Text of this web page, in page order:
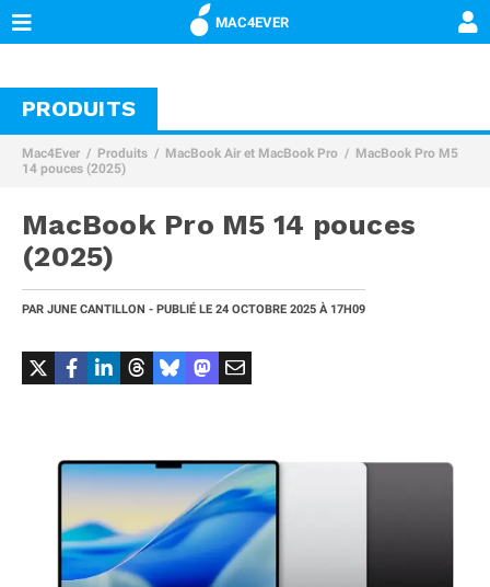
MAC4EVER
PRODUITS
Mac4Ever Produits MacBook Air et MacBook Pro
MacBook Pro M5
14 pouces (2025)
MacBook Pro M5 14 pouces
(2025)
PAR JUNE CANTILLON - PUBLIÉ LE 24 OCTOBRE 2025 À 17H09